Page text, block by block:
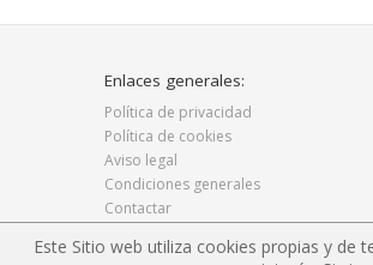
Enlaces generales:
Política de privacidad
Política de cookies
Aviso legal
Condiciones generales
Contactar
Este Sitio web utiliza cookies propias y de